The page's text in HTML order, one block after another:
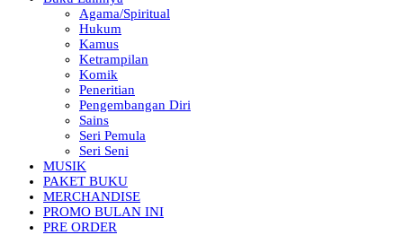
Agama/Spiritual
Hukum
Kamus
Ketrampilan
Komik
Peneritian
Pengembangan Diri
Sains
Seri Pemula
Seri Seni
MUSIK
PAKET BUKU
MERCHANDISE
PROMO BULAN INI
PRE ORDER